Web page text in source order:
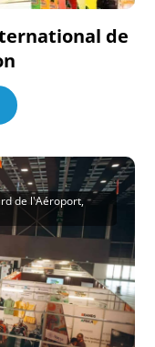
de
de l'Aéroport,